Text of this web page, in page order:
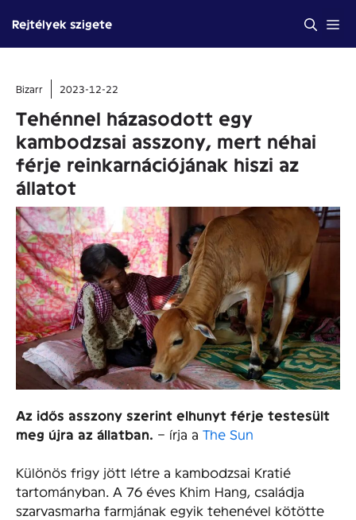
tartalomba
Rejtélyek szigete
Bizarr 2023-12-22
Tehénnel házasodott egy
kambodzsai asszony, mert néhai
férje reinkarnációjának hiszi az
állatot
Az idős asszony szerint elhunyt férje testesült
meg újra az állatban. – írja a The Sun
Különös frigy jött létre a kambodzsai Kratié
tartományban. A 76 éves Khim Hang, családja
szarvasmarha farmjának egyik tehenével kötötte